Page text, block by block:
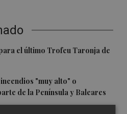
el último Trofeu Taronja de
"muy alto" o
de la Península y Baleares